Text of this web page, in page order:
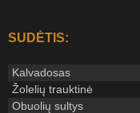
SUDĖTIS:
Kalvadosas
Žolelių trauktinė
Obuolių sultys